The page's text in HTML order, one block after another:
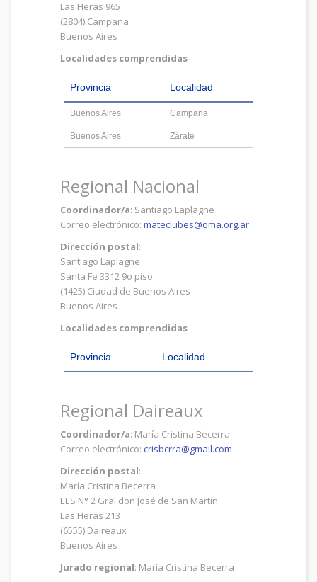
Las Heras 965
(2804) Campana
Buenos Aires
Localidades comprendidas
Provincia Localidad
Buenos Aires Campana
Buenos Aires Zárate
Regional Nacional
Coordinador/a: Santiago Laplagne
Correo electrónico: mateclubes@oma.org.ar
Dirección postal:
Santiago Laplagne
Santa Fe 3312 9o piso
(1425) Ciudad de Buenos Aires
Buenos Aires
Localidades comprendidas
Provincia Localidad
Regional Daireaux
Coordinador/a: María Cristina Becerra
Correo electrónico: crisbcrra@gmail.com
Dirección postal:
María Cristina Becerra
EES N° 2 Gral don José de San Martín
Las Heras 213
(6555) Daireaux
Buenos Aires
Jurado regional: María Cristina Becerra